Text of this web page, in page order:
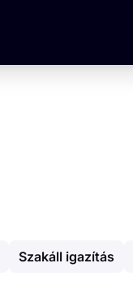
Szakáll igazítás